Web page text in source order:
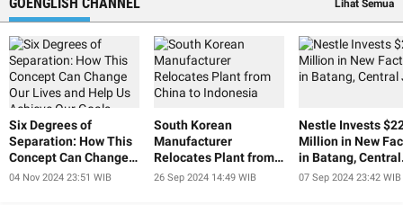
Lihat Semua
Six Degrees of
Separation: How This
Concept Can Change
Our Lives and Help Us
04 Nov 2024 23:51 WIB
South Korean
Manufacturer
Relocates Plant from
China to Indonesia
26 Sep 2024 14:49 WIB
Nestle Invests
Million in New
in Batang, Central
Java
07 Sep 2024 23:42 WIB